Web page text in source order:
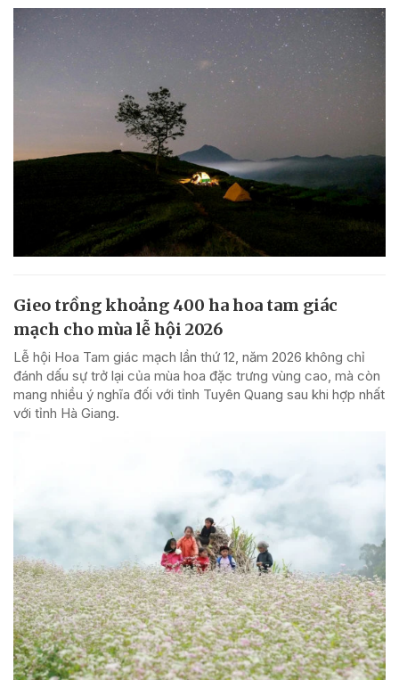
Gieo trồng khoảng 400 ha hoa tam giác
mạch cho mùa lễ hội 2026
Lễ hội Hoa Tam giác mạch lần thứ 12, năm 2026 không chỉ
đánh dấu sự trở lại của mùa hoa đặc trưng vùng cao, mà còn
mang nhiều ý nghĩa đối với tỉnh Tuyên Quang sau khi hợp nhất
với tỉnh Hà Giang.